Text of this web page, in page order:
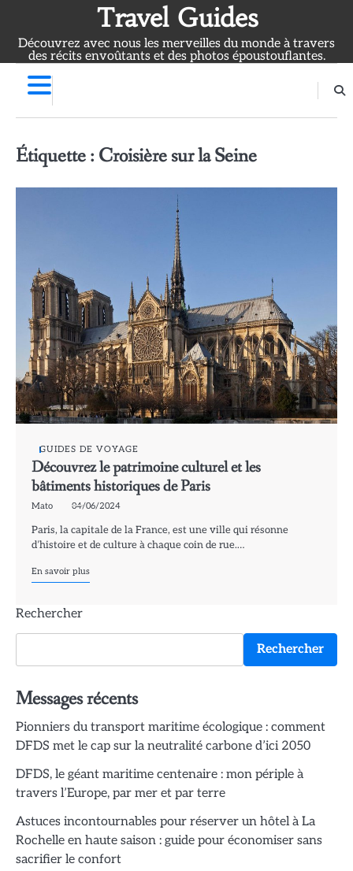
content
Travel Guides
Découvrez avec nous les merveilles du monde à travers
des récits envoûtants et des photos époustouflantes.
Étiquette : Croisière sur la Seine
GUIDES DE VOYAGE
Découvrez le patrimoine culturel et les
bâtiments historiques de Paris
Mato 04/06/2024
Paris, la capitale de la France, est une ville qui résonne
d’histoire et de culture à chaque coin de rue.…
En savoir plus
Rechercher
Rechercher
Messages récents
Pionniers du transport maritime écologique : comment
DFDS met le cap sur la neutralité carbone d’ici 2050
DFDS, le géant maritime centenaire : mon périple à
travers l’Europe, par mer et par terre
Astuces incontournables pour réserver un hôtel à La
Rochelle en haute saison : guide pour économiser sans
sacrifier le confort